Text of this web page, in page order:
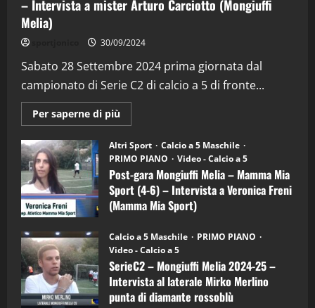
– Intervista a mister Arturo Carciotto (Mongiuffi
Melia)
30/09/2024
Sabato 28 Settembre 2024 prima giornata dal
campionato di Serie C2 di calcio a 5 di fronte...
Per saperne di più
informazioni
Post-
gara
Mongiuffi
Melia
–
Mamma
Mia
Sport
6)
–
Intervista
a
mister
Arturo
Carciotto
(Mongiuffi
Altri Sport
Calcio a 5 Maschile
PRIMO PIANO
Video - Calcio a 5
Post-gara Mongiuffi Melia – Mamma Mia
Sport (4-6) – Intervista a Veronica Freni
(Mamma Mia Sport)
Calcio a 5 Maschile
PRIMO PIANO
Video - Calcio a 5
SerieC2 – Mongiuffi Melia 2024-25 –
Intervista al laterale Mirko Merlino
punta di diamante rossoblù
2
“SportEmpire” in Podcast: 29^ Puntata
(Martedi 28 Aprile 2026)
28/04/2026
3
"SportEmpire" in Podcast
“SportEmpire” in Podcast: 28^ Puntata
(Martedi 21 Aprile 2026)
21/04/2026
4
“SportEmpire” in Podcast: 27^ Puntata
(Martedi 14 Aprile 2026)
15/04/2026